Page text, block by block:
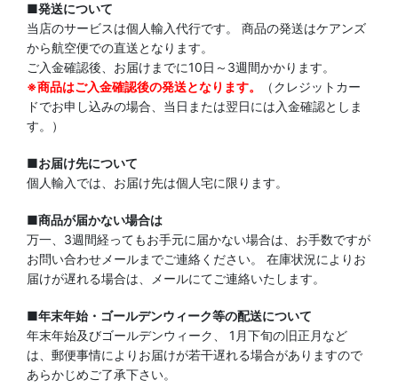
■発送について
当店のサービスは個人輸入代行です。 商品の発送はケアンズ
から航空便での直送となります。
ご入金確認後、お届けまでに10日～3週間かかります。
※商品はご入金確認後の発送となります。
（クレジットカー
ドでお申し込みの場合、当日または翌日には入金確認としま
す。）
■お届け先について
個人輸入では、お届け先は個人宅に限ります。
■商品が届かない場合は
万一、3週間経ってもお手元に届かない場合は、お手数ですが
お問い合わせメールまでご連絡ください。 在庫状況によりお
届けが遅れる場合は、メールにてご連絡いたします。
■年末年始・ゴールデンウィーク等の配送について
年末年始及びゴールデンウィーク、 1月下旬の旧正月など
は、郵便事情によりお届けが若干遅れる場合がありますので
あらかじめご了承下さい。